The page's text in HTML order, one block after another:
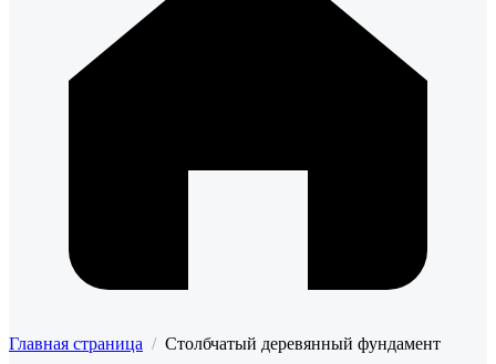
Главная страница / Столбчатый деревянный фундамент